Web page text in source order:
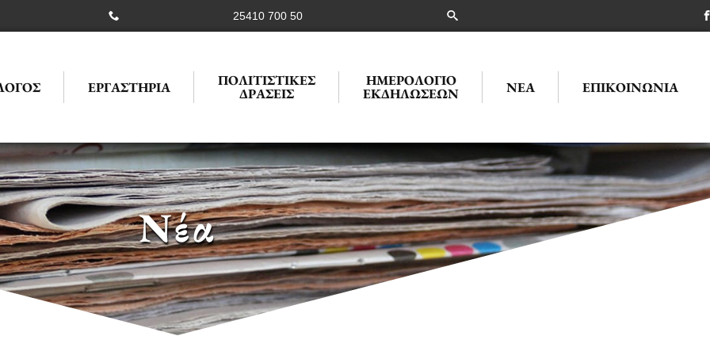
25410 700 50
ΕΡΓΑΣΤΗΡΙΑ ΠΟΛΙΤΙΣΤΙΚΕΣ
ΔΡΑΣΕΙΣ
ΗΜΕΡΟΛΌΓΙΟ
ΕΚΔΗΛΏΣΕΩΝ ΝΈΑ ΕΠΙΚΟΙΝΩΝΊΑ
Νέα